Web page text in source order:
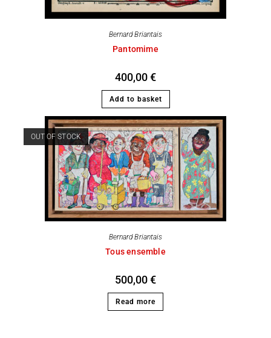
Bernard Briantais
Pantomime
400,00€
Add to basket
OUT OF STOCK
Bernard Briantais
Tous ensemble
500,00€
Read more